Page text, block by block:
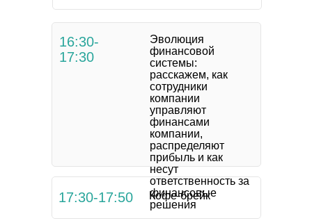
Эволюция
финансовой
системы:
расскажем, как
сотрудники
компании
управляют
финансами
компании,
распределяют
прибыль и как
несут
ответственность за
финансовые
решения
16:30-
17:30
Кофе-брейк
17:30-17:50